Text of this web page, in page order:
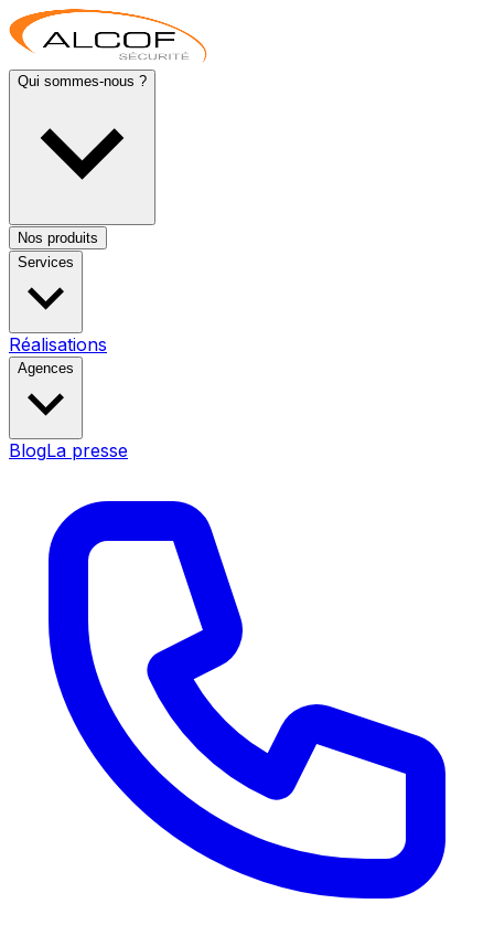
Qui sommes-nous ?
Nos produits
Services
Réalisations
Agences
BlogLa presse